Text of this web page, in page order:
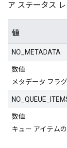
ア ステータス
値
NO_METADATA
数値
メタデータ フラ
数値
キュー アイテム